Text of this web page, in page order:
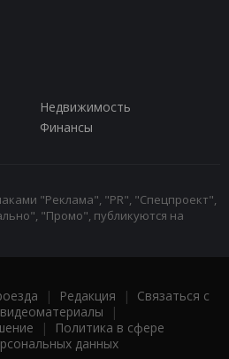
Недвижимость
Финансы
"Реклама", "PR", "Спецпроект",
"Промо", публикуются на
| Редакция | Связаться с
|
|
Политика в сфере
данных